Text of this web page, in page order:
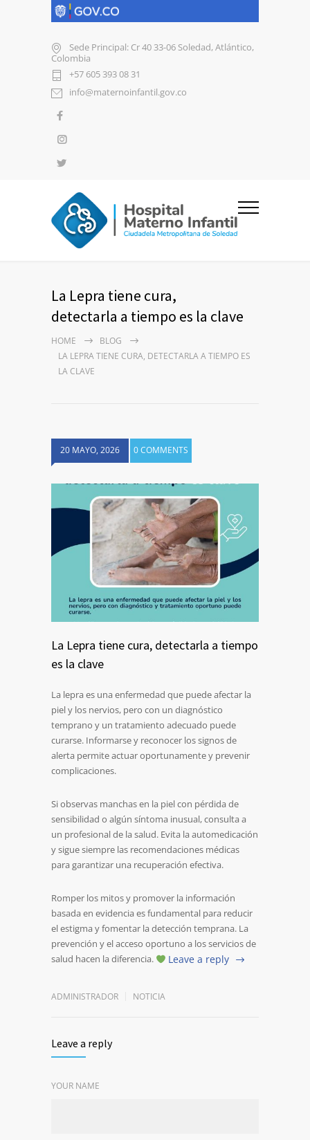
Sede Principal: Cr 40 33-06 Soledad, Atlántico,
Colombia
+57 605 393 08 31
info@maternoinfantil.gov.co
La Lepra tiene cura,
detectarla a tiempo es la clave
HOME
BLOG
LA LEPRA TIENE CURA, DETECTARLA A TIEMPO ES
LA CLAVE
20 MAYO, 2026 0 COMMENTS
La Lepra tiene cura, detectarla a tiempo
es la clave
La lepra es una enfermedad que puede afectar la
piel y los nervios, pero con un diagnóstico
temprano y un tratamiento adecuado puede
curarse. Informarse y reconocer los signos de
alerta permite actuar oportunamente y prevenir
complicaciones.
Si observas manchas en la piel con pérdida de
sensibilidad o algún síntoma inusual, consulta a
un profesional de la salud. Evita la automedicación
y sigue siempre las recomendaciones médicas
para garantizar una recuperación efectiva.
Romper los mitos y promover la información
basada en evidencia es fundamental para reducir
el estigma y fomentar la detección temprana. La
prevención y el acceso oportuno a los servicios de
salud hacen la diferencia.
Leave a reply
ADMINISTRADOR NOTICIA
Leave a reply
YOUR NAME